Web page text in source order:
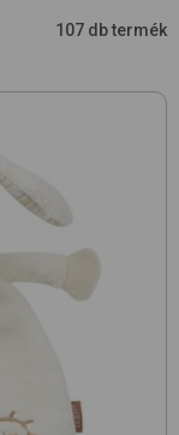
107 db termék